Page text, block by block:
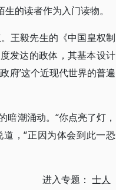
的读者作为入门读物。
王毅先生的《中国皇权制
发达的政体，其基本设计
府’这个近现代世界的普遍
潮涌动。“你点亮了灯，
，“正因为体会到此一恐
进入专题： 士人